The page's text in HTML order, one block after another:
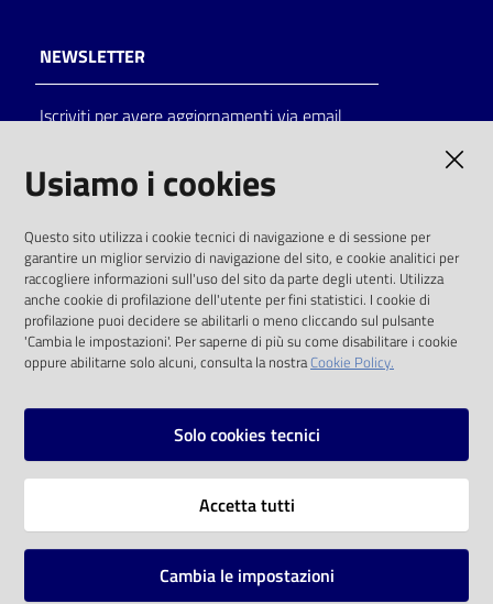
on line
Eventi
Chiedi al
bibliotecario
Avvisi
NEWSLETTER
Iscriviti per avere aggiornamenti via email
solo alle condizioni previste dalla direttiva
comunitaria 2003/98/CE e dal d.lgs. 36/2006
SOCIAL
Instagram
Vai alla pagina
Usiamo i cookies
Questo sito utilizza i cookie tecnici di navigazione e di sessione per
garantire un miglior servizio di navigazione del sito, e cookie analitici per
raccogliere informazioni sull'uso del sito da parte degli utenti. Utilizza
anche cookie di profilazione dell'utente per fini statistici. I cookie di
profilazione puoi decidere se abilitarli o meno cliccando sul pulsante
'Cambia le impostazioni'. Per saperne di più su come disabilitare i cookie
oppure abilitarne solo alcuni, consulta la nostraCookie Policy.
Solo cookies tecnici
Accetta tutti
Cambia le impostazioni